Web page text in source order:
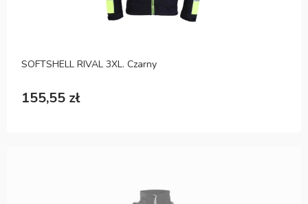
SOFTSHELL RIVAL 3XL. Czarny
155,55 zł